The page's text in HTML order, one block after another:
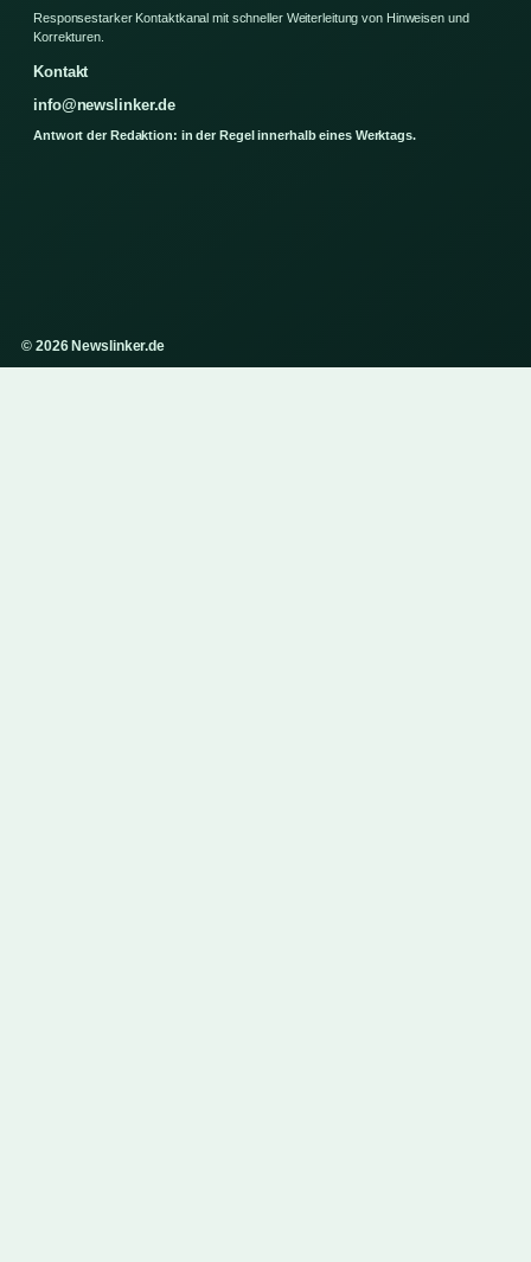
Responsestarker Kontaktkanal mit schneller Weiterleitung von Hinweisen und
Korrekturen.
Kontakt
info@newslinker.de
Antwort der Redaktion: in der Regel innerhalb eines Werktags.
© 2026 Newslinker.de